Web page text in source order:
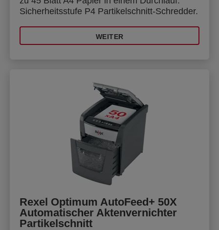
Sicherheitsstufe P4 Partikelschnitt-Schredder.
WEITER
Rexel Optimum AutoFeed+ 50X
Automatischer Aktenvernichter
Partikelschnitt